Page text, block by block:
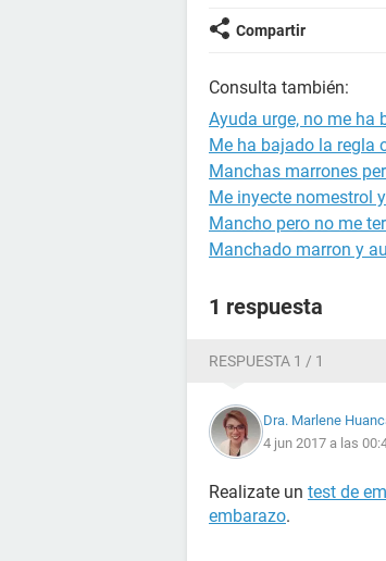
Compartir
Consulta también:
Ayuda urge, no me ha
Me ha bajado la regla
Manchas marrones
Me inyecte nomestrol
Mancho pero no me
Manchado marron y
1 respuesta
RESPUESTA 1 / 1
Dra. Marlene
4 jun 2017 a las
Realizate un test de
embarazo.